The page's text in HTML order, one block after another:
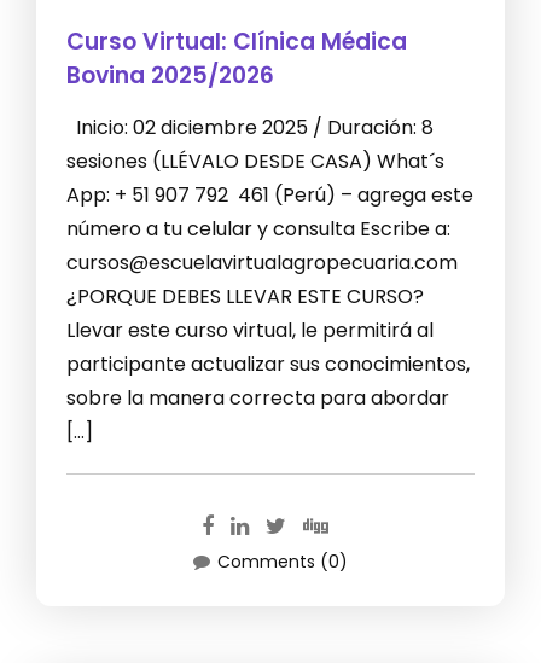
Curso Virtual: Clínica Médica
Bovina 2025/2026
Inicio: 02 diciembre 2025 / Duración: 8
sesiones (LLÉVALO DESDE CASA) What´s
App: + 51 907 792 461 (Perú) – agrega este
número a tu celular y consulta Escribe a:
cursos@escuelavirtualagropecuaria.com
¿PORQUE DEBES LLEVAR ESTE CURSO?
Llevar este curso virtual, le permitirá al
participante actualizar sus conocimientos,
sobre la manera correcta para abordar
[…]
Comments (0)